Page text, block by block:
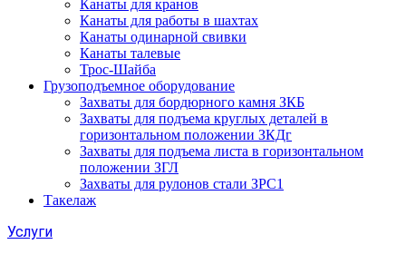
Канаты для кранов
Канаты для работы в шахтах
Канаты одинарной свивки
Канаты талевые
Трос-Шайба
Грузоподъемное оборудование
Захваты для бордюрного камня ЗКБ
Захваты для подъема круглых деталей в
горизонтальном положении ЗКДг
Захваты для подъема листа в горизонтальном
положении ЗГЛ
Захваты для рулонов стали ЗРС1
Такелаж
Услуги